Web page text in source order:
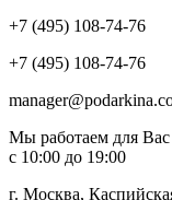
+7 (495) 108-74-76
+7 (495) 108-74-76
Мы работаем для Вас
с 10:00 до 19:00
г. Москва,